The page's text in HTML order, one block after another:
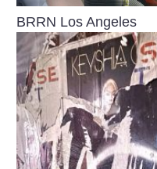
BRRN Los Angeles